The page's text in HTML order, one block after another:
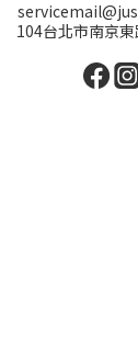
104台北市南京